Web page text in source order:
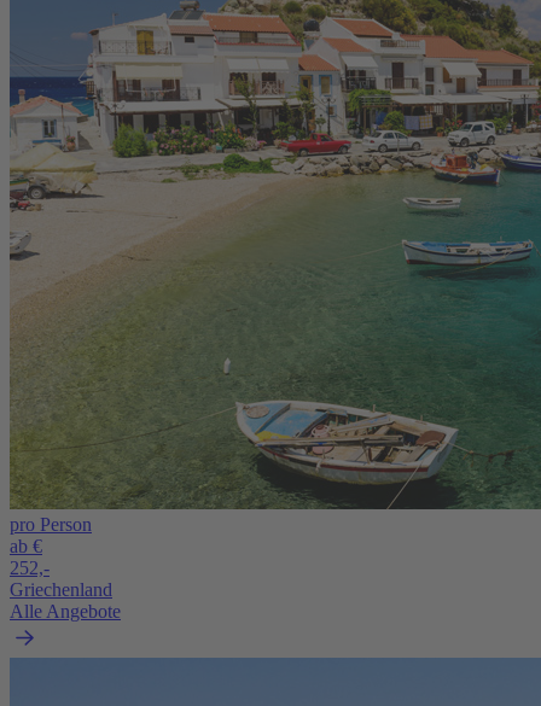
pro Person
ab €
252,-
Griechenland
Alle Angebote